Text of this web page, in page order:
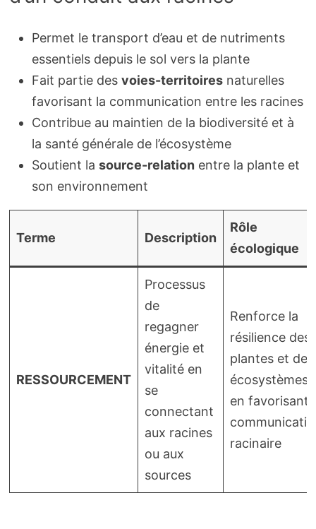
Permet le transport d’eau et de nutriments
essentiels depuis le sol vers la plante
Fait partie des voies-territoiresnaturelles
favorisant la communication entre les racines
Contribue au maintien de la biodiversité et à
la santé générale de l’écosystème
Soutient la source-relation entre la plante et
son environnement
Terme Description
Rôle
écologique
RESSOURCEMENT
Processus
de
regagner
énergie et
vitalité en
se
connectant
aux racines
ou aux
sources
Renforce la
résilience des
plantes et des
écosystèmes
en favorisant
racinaire